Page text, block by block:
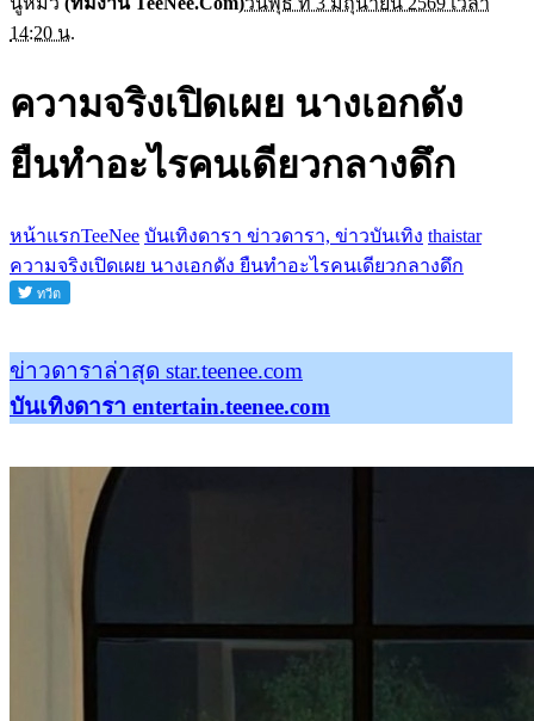
14:20 น.
ความจริงเปิดเผย นางเอกดัง
ยืนทำอะไรคนเดียวกลางดึก
หน้าแรกTeeNee บันเทิงดารา ข่าวดารา, ข่าวบันเทิง thaistar
ความจริงเปิดเผย นางเอกดัง ยืนทำอะไรคนเดียวกลางดึก
ข่าวดาราล่าสุด star.teenee.com
บันเทิงดารา entertain.teenee.com